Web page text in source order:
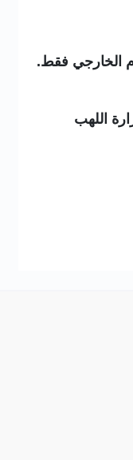
الخارجي فقط.
اللهب